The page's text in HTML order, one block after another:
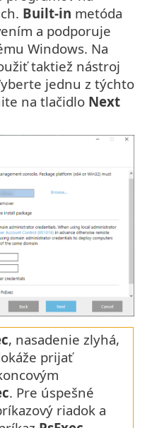
Built-in metóda
a podporuje
Windows. Na
taktiež nástroj
jednu z týchto
na tlačidlo Next
, nasadenie zlyhá,
prijať
. Pre úspešné
riadok a